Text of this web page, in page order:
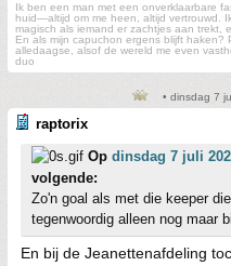
Ik ben een man met een onverklaarbare
huid—altijd om me heen, altijd vertrouwd.
magisch als iemand er zachtjes aan trekt,
En als mijn capuchon ergens blijft
alledaagse, alsof de wereld me even
duo
• dinsdag 7
raptorix
Op dinsdag 7 juli
volgende:
Zo'n goal als met die keeper
tegenwoordig alleen nog maar
En bij de Jeanettenafdeling